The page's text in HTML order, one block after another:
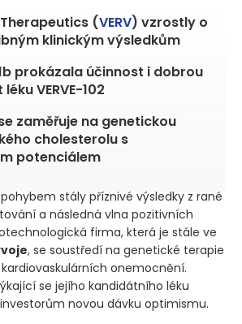
(VERV) vzrostly o
klinickým výsledkům
prokázala účinnost i dobrou
VERVE-102
zaměřuje na genetickou
cholesterolu s
potenciálem
stály příznivé výsledky z rané
a následná vlna pozitivních
firma, která je stále ve
, se soustředí na genetické terapie
onemocnění.
se jejího kandidátního léku
investorům novou dávku optimismu.